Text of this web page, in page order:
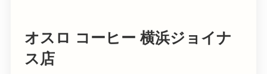
オスロ コーヒー 横浜ジョイナ
ス店